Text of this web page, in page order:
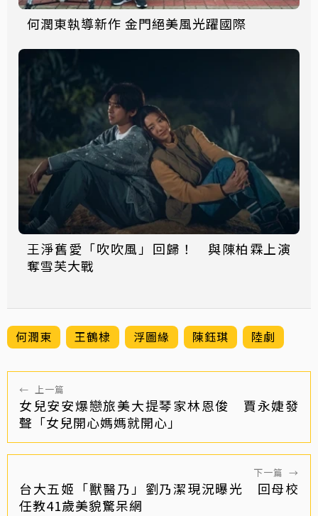
何潤東執導新作 金門絕美風光躍國際
王淨舊愛「吹吹風」回歸！ 與陳柏霖上演
奪雪芙大戰
何潤東 王鶴棣 浮圖緣 陳鈺琪 陸劇
← 上一篇
女兒安安爆戀旅美大提琴家林恩俊 賈永婕發
聲「女兒開心媽媽就開心」
下一篇 →
台大五姬「獸醫乃」劉乃潔現況曝光 回母校
任教41歲美貌驚呆網